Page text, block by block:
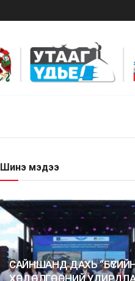
Шинэ мэдээ
САЙНШАНД ДАХЬ
ХӨДӨЛГӨӨНИЙ